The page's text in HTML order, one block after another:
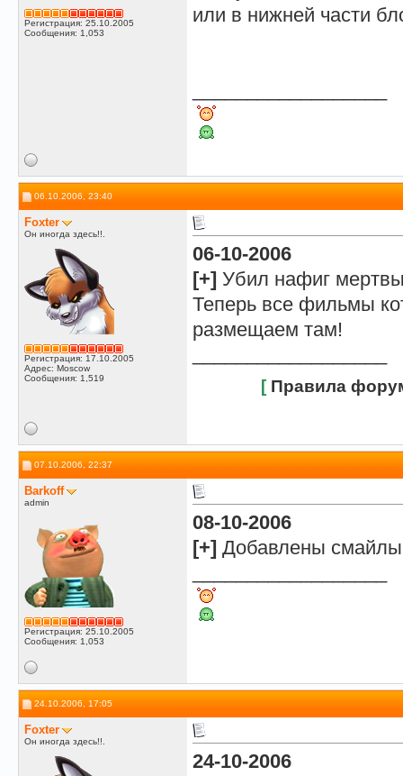
Регистрация: 25.10.2005
Сообщения: 1,053
или в нижней части
06.10.2006, 23:40
Foxter
Он иногда здесь!!.
Регистрация: 17.10.2005
Адрес: Moscow
Сообщения: 1,519
06-10-2006
[+] Убил нафиг
Теперь все фильмы
размещаем там!
[ Правила
07.10.2006, 22:37
Barkoff
admin
Регистрация: 25.10.2005
Сообщения: 1,053
08-10-2006
[+] Добавлены
24.10.2006, 17:05
Foxter
Он иногда здесь!!.
24-10-2006